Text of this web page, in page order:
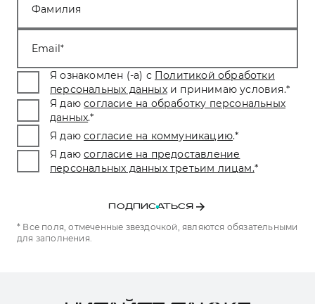
Фамилия
Email
Я ознакомлен (-а) с Политикой обработки
персональных данных и принимаю условия.*
Я даю согласие на обработку персональных
данных.*
Я даю согласие на коммуникацию.*
Я даю согласие на предоставление
персональных данных третьим лицам.*
ПОДПИСАТЬСЯ
* Все поля, отмеченные звездочкой, являются обязательными
для заполнения.